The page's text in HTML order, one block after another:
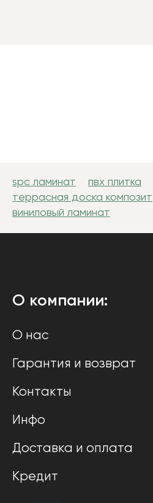
spc ламинат пвх плитка
террасная доска композит
виниловый ламинат
О компании:
О нас
Гарантия и возврат
Контакты
Инфо
Доставка и оплата
Кредит